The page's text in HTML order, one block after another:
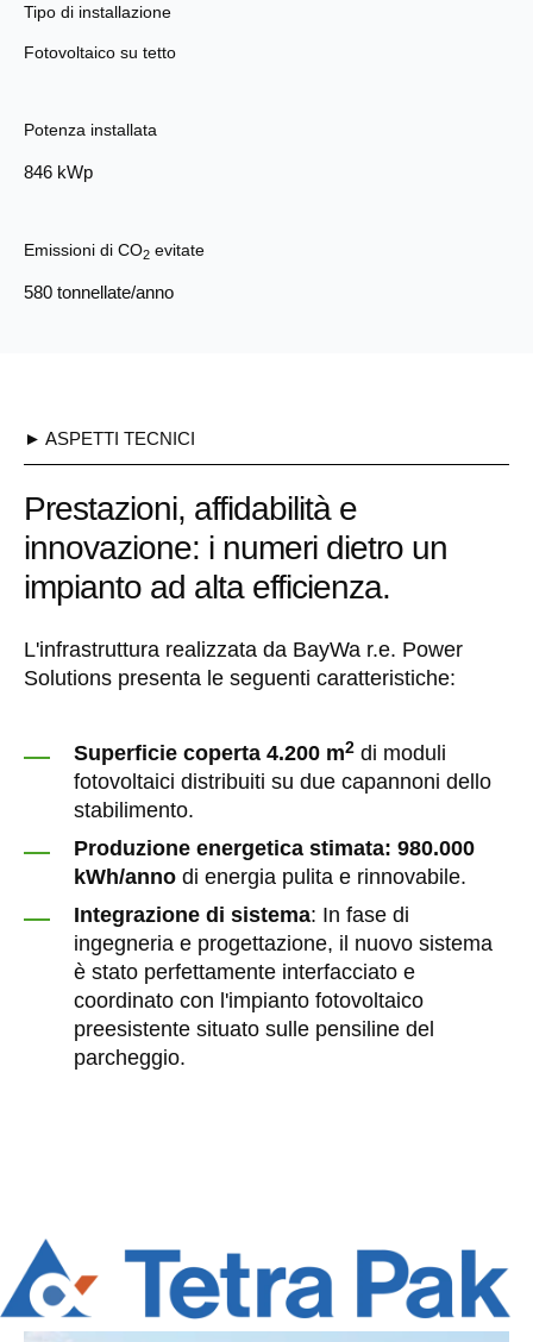
Tipo di installazione
Fotovoltaico su tetto
Potenza installata
846 kWp
Emissioni di CO2 evitate
580 tonnellate/anno
► ASPETTI TECNICI
Prestazioni, affidabilità e
innovazione: i numeri dietro un
impianto ad alta efficienza.
L'infrastruttura realizzata da BayWa r.e. Power
Solutions presenta le seguenti caratteristiche:
Superficie coperta 4.200 m2 di moduli
fotovoltaici distribuiti su due capannoni dello
stabilimento.
Produzione energetica stimata: 980.000
kWh/anno di energia pulita e rinnovabile.
Integrazione di sistema: In fase di
ingegneria e progettazione, il nuovo sistema
è stato perfettamente interfacciato e
coordinato con l'impianto fotovoltaico
preesistente situato sulle pensiline del
parcheggio.